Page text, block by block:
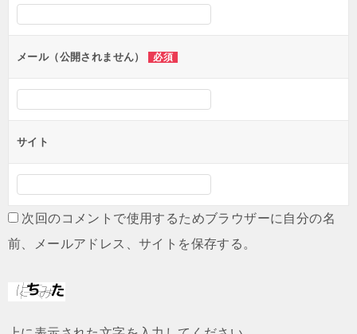
シ
ンメール（公開されません） 必須
サイト
次回のコメントで使用するためブラウザーに自分の名
前、メールアドレス、サイトを保存する。